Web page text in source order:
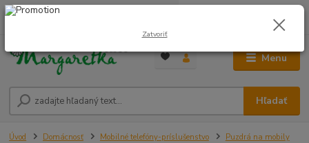
Menu
Hľadať
0948 236 042
0,00 €
Úvod Domácnosť Mobilné telefóny-príslušenstvo
Puzdrá na mobily
Zatvoriť